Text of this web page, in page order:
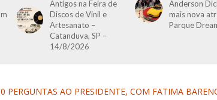
Antigos na Feira de
Discos de Vinil e
Artesanato –
Catanduva, SP –
14/8/2026
Anderson
mais nova
Parque
PERGUNTAS AO PRESIDENTE, COM FATIMA